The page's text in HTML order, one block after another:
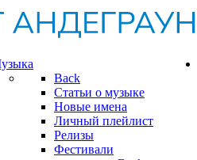
Back
Статьи о музыке
Новые имена
Личный плейлист
Релизы
Фестивали